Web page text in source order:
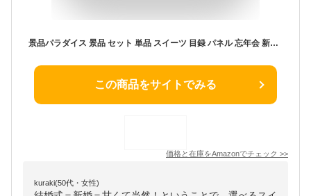
景品パラダイス 景品 セット 単品 スイーツ 目録 パネル 忘年会 新年会 結婚式 二次会 ビンゴ ゴルフ コンペ
この商品をサイトでみる
価格と在庫をAmazonでチェック >>
kuraki(50代・女性)